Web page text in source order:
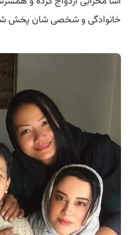
خانوادگی و شخصی شان پخش